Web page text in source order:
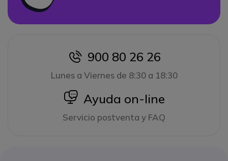
icon
900 80 26 26
Lunes a Viernes de 8:30 a 18:30
icon
Ayuda on-line
Servicio postventa y FAQ